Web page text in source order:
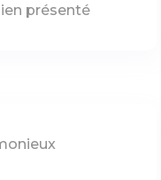
présenté